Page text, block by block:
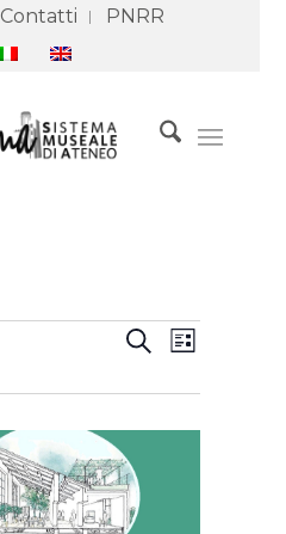
Contatti PNRR
Eventi
Ricerca
Navigazione
CercaEvento
Viste
Lista